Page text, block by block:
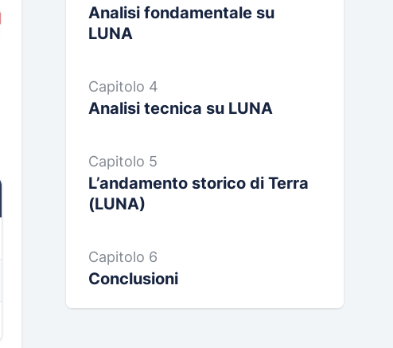
Analisi fondamentale su
LUNA
Capitolo 4
Analisi tecnica su LUNA
Capitolo 5
L’andamento storico di Terra
(LUNA)
Capitolo 6
Conclusioni